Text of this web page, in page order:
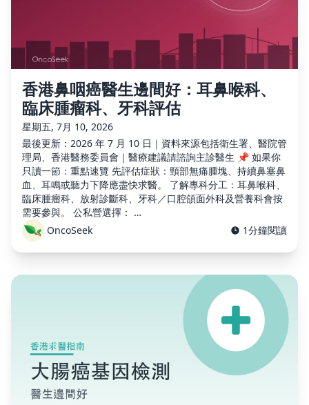
香港鼻咽癌醫生邊間好：耳鼻喉科、
臨床腫瘤科、牙科評估
星期五, 7月 10, 2026
最後更新：2026 年 7 月 10 日｜資料來源包括衛生署、醫院管
理局、香港醫務委員會｜醫療建議請諮詢主診醫生 📌 如果你
只讀一節：重點速覽 先評估症狀：頸部無痛腫塊、持續鼻塞鼻
血、耳鳴或聽力下降應盡快求醫。 了解專科分工：耳鼻喉科、
臨床腫瘤科、放射診斷科、牙科／口腔頜面外科及營養科會按
需要參與。 公私營選擇： …
OncoSeek
1分鐘閱讀